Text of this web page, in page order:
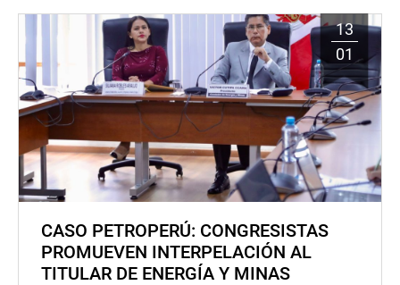
13
01
CASO PETROPERÚ: CONGRESISTAS
PROMUEVEN INTERPELACIÓN AL
TITULAR DE ENERGÍA Y MINAS